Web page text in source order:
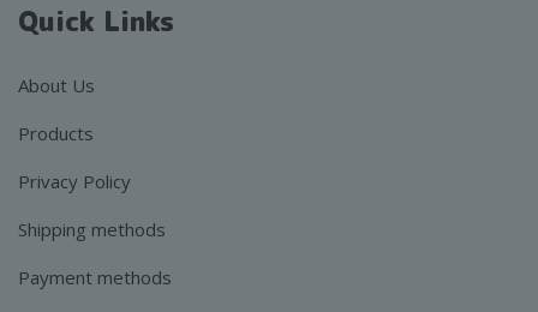
Quick Links
About Us
Products
Privacy Policy
Shipping methods
Payment methods